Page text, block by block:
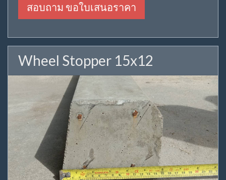
สอบถาม ขอใบเสนอราคา
Wheel Stopper 15x12